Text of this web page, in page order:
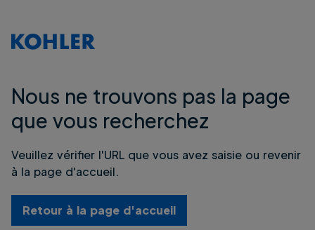
Nous ne trouvons pas la page
que vous recherchez
Veuillez vérifier l'URL que vous avez saisie ou revenir
à la page d'accueil.
Retour à la page d'accueil